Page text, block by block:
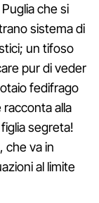
che si
sistema di
un tifoso
pur di veder
fedifrago
alla
segreta!
che va in
al limite